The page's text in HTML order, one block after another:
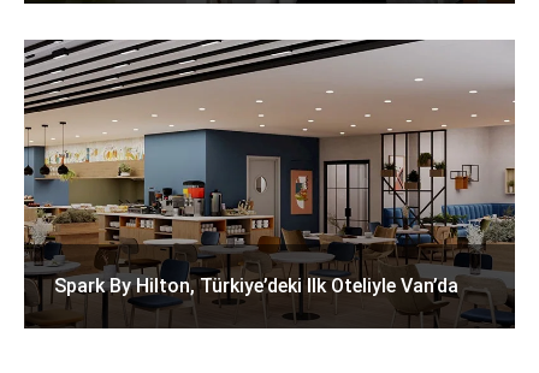
Spark By Hilton, Türkiye’deki Ilk Oteliyle Van’da